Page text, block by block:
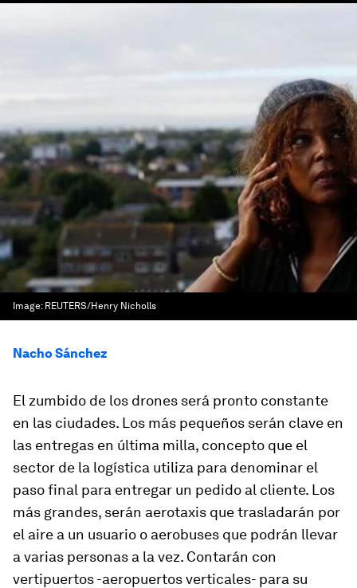
Image: REUTERS/Henry Nicholls
Nacho Sánchez
El zumbido de los drones será pronto constante
en las ciudades. Los más pequeños serán clave en
las entregas en última milla, concepto que el
sector de la logística utiliza para denominar el
paso final para entregar un pedido al cliente. Los
más grandes, serán aerotaxis que trasladarán por
el aire a un usuario o aerobuses que podrán llevar
a varias personas a la vez. Contarán con
vertipuertos -aeropuertos verticales- para su